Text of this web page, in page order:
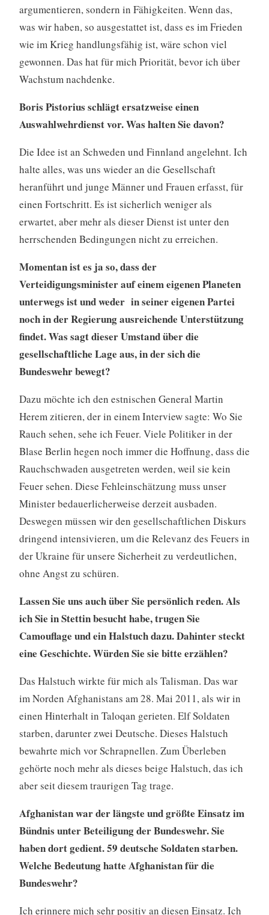
argumentieren, sondern in Fähigkeiten. Wenn das,
was wir haben, so ausgestattet ist, dass es im Frieden
wie im Krieg handlungsfähig ist, wäre schon viel
gewonnen. Das hat für mich Priorität, bevor ich über
Wachstum nachdenke.
Boris Pistorius schlägt ersatzweise einen
Auswahlwehrdienst vor. Was halten Sie davon?
Die Idee ist an Schweden und Finnland angelehnt. Ich
halte alles, was uns wieder an die Gesellschaft
heranführt und junge Männer und Frauen erfasst, für
einen Fortschritt. Es ist sicherlich weniger als
erwartet, aber mehr als dieser Dienst ist unter den
herrschenden Bedingungen nicht zu erreichen.
Momentan ist es ja so, dass der
Verteidigungsminister auf einem eigenen Planeten
unterwegs ist und weder in seiner eigenen Partei
noch in der Regierung ausreichende Unterstützung
findet. Was sagt dieser Umstand über die
gesellschaftliche Lage aus, in der sich die
Bundeswehr bewegt?
Dazu möchte ich den estnischen General Martin
Herem zitieren, der in einem Interview sagte: Wo Sie
Rauch sehen, sehe ich Feuer. Viele Politiker in der
Blase Berlin hegen noch immer die Hoffnung, dass die
Rauchschwaden ausgetreten werden, weil sie kein
Feuer sehen. Diese Fehleinschätzung muss unser
Minister bedauerlicherweise derzeit ausbaden.
Deswegen müssen wir den gesellschaftlichen Diskurs
dringend intensivieren, um die Relevanz des Feuers in
der Ukraine für unsere Sicherheit zu verdeutlichen,
ohne Angst zu schüren.
Lassen Sie uns auch über Sie persönlich reden. Als
ich Sie in Stettin besucht habe, trugen Sie
Camouflage und ein Halstuch dazu. Dahinter steckt
eine Geschichte. Würden Sie sie bitte erzählen?
Das Halstuch wirkte für mich als Talisman. Das war
im Norden Afghanistans am 28. Mai 2011, als wir in
einen Hinterhalt in Taloqan gerieten. Elf Soldaten
starben, darunter zwei Deutsche. Dieses Halstuch
bewahrte mich vor Schrapnellen. Zum Überleben
gehörte noch mehr als dieses beige Halstuch, das ich
aber seit diesem traurigen Tag trage.
Afghanistan war der längste und größte Einsatz im
Bündnis unter Beteiligung der Bundeswehr. Sie
haben dort gedient. 59 deutsche Soldaten starben.
Welche Bedeutung hatte Afghanistan für die
Bundeswehr?
Ich erinnere mich sehr positiv an diesen Einsatz. Ich